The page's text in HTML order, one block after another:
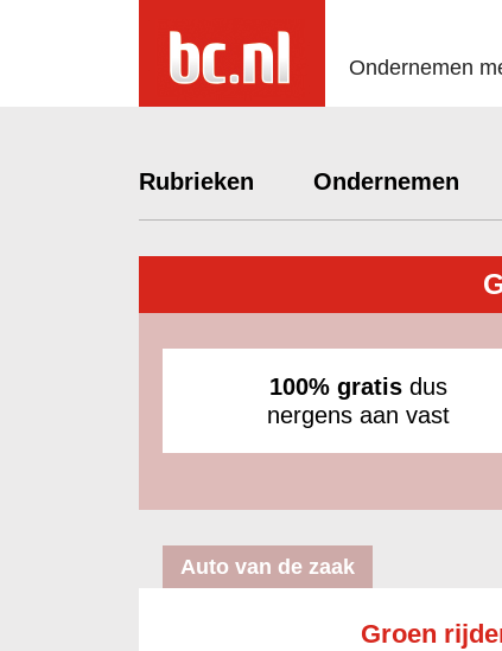
Ondernemen
Rubrieken Ondernemen
100% gratis dus
nergens aan vast
Auto van de zaak
Groen